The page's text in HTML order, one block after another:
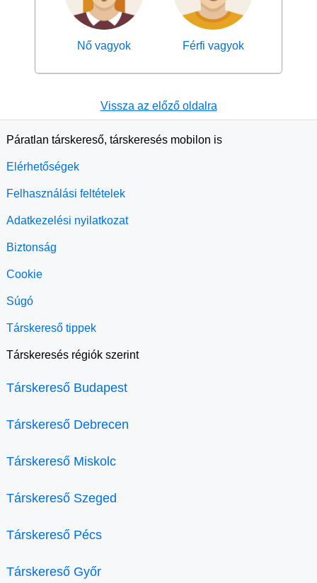
Nő vagyok Férfi vagyok
Vissza az előző oldalra
Páratlan társkereső, társkeresés mobilon is
Elérhetőségek
Felhasználási feltételek
Adatkezelési nyilatkozat
Biztonság
Cookie
Súgó
Társkereső tippek
Társkeresés régiók szerint
Társkereső Budapest
Társkereső Debrecen
Társkereső Miskolc
Társkereső Szeged
Társkereső Pécs
Társkereső Győr